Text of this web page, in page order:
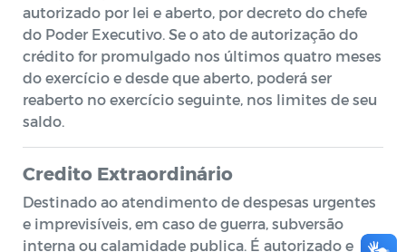
autorizado por lei e aberto, por decreto do chefe
do Poder Executivo. Se o ato de autorização do
crédito for promulgado nos últimos quatro meses
do exercício e desde que aberto, poderá ser
reaberto no exercício seguinte, nos limites de seu
saldo.
Credito Extraordinário
Destinado ao atendimento de despesas urgentes
e imprevisíveis, em caso de guerra, subversão
interna ou calamidade publica. É autorizado e